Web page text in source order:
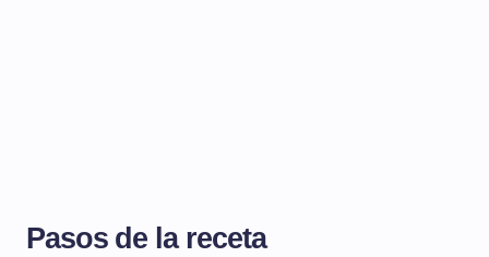
Pasos de la receta